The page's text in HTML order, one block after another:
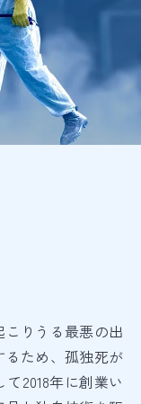
りうる最悪の出
ため、孤独死が
2018年に創業い